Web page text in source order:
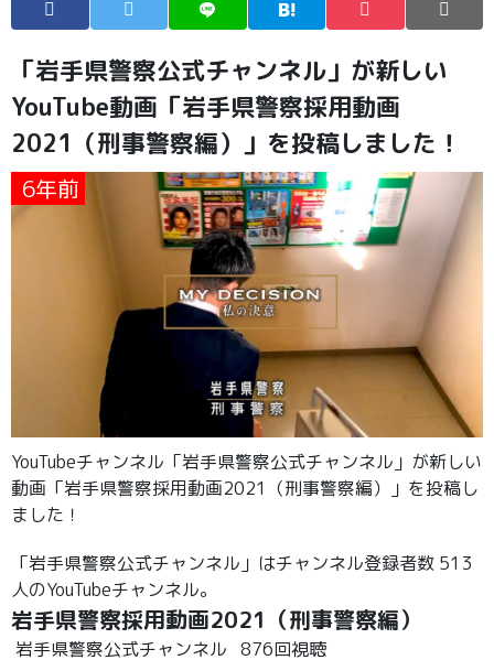
「岩手県警察公式チャンネル」が新しい
YouTube動画「岩手県警察採用動画
2021（刑事警察編）」を投稿しました！
6年前
YouTubeチャンネル「岩手県警察公式チャンネル」が新しい
動画「岩手県警察採用動画2021（刑事警察編）」を投稿し
ました！
「岩手県警察公式チャンネル」はチャンネル登録者数 513
人のYouTubeチャンネル。
岩手県警察採用動画2021（刑事警察編）
岩手県警察公式チャンネル 876回視聴